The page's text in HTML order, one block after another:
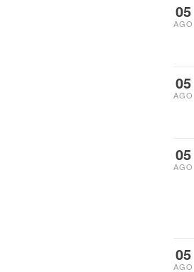
05
AGO
05
AGO
05
AGO
05
AGO